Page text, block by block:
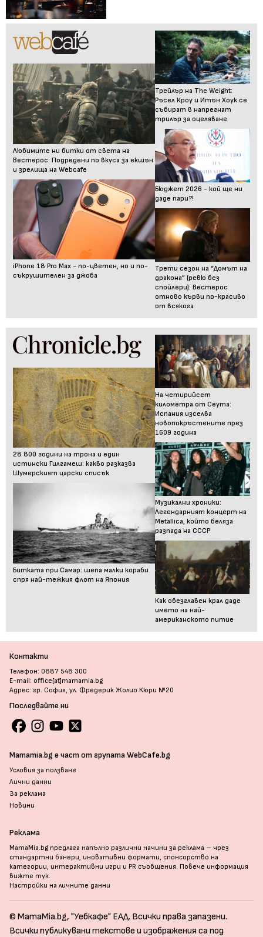
Любимите ни битки от света на
Вестерос: Подредени по вкуса за екшън
и зрелища на Webcafe
iPhone 18 Pro Max - по-цветен, но и по-
съкрушителен за джоба
Трейлър на The Weight:
Ръсел Кроу и Итън Хоук се
събират в напрегнат
трилър за оцеляване
Бюджет 2026 - кой ще ни
даде пари?!
Трети сезон на “Домът на
дракона” (ревю без
спойлери): Вестерос
отново кърви по-красиво
от всякога
28 800 години на трона и един
истински Гилгамеш: какво разказва
Шумерският царски списък
Битката при Самар: шепа малки кораби
спря най-тежкия флот на Япония
На четирийсет
километра от Сеута:
Испания изселва
новопокръстените през
1609 година
Музикални хроники:
Легендарният концерт на
Metallica, който беляза
разпада на СССР
Как обезглавен крал даде
името на най-
американското питие
Контакти
Телефон: 0887 548 300
E-mail: office[at]mamamia.bg
Адрес: гр. София, ул. Фредерик Жолио Кюри №20
Последвайте ни
Mamamia.bg е част от групата WebCafe.bg
Условия за ползване
Лични данни
За реклама
Новини
Реклама
MamaMia.bg предлага напълно различни начини за реклама – чрез
стандартни банери, иновативни формати, спонсорство на
категории, интерактивни игри и PR съобщения. Повече информация
вижте тук.
Настройки на личните данни
© MamaMia.bg, "Уебкафе" ЕАД. Всички права запазени.
Всички публикувани текстове и изображения са под